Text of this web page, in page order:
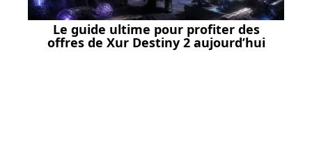
Le guide ultime pour profiter des
offres de Xur Destiny 2 aujourd’hui